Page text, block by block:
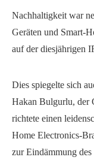
Nachhaltigkeit war
Geräten und Smart-
auf der diesjährigen
Dies spiegelte sich
Hakan Bulgurlu, der
richtete einen
Home Electronics-
zur Eindämmung